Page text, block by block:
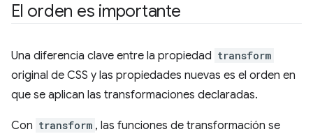
El orden es importante
Una diferencia clave entre la propiedad transform
original de CSS y las propiedades nuevas es el orden en
que se aplican las transformaciones declaradas.
Con transform , las funciones de transformación se